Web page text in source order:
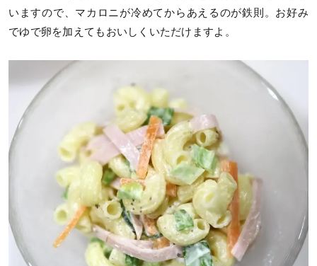
いますので、マカロニが冷めてからあえるのが鉄則。お好み
でゆで卵を加えてもおいしくいただけますよ。